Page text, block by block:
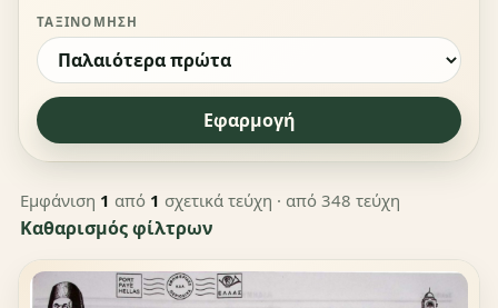
ΤΑΞΙΝΌΜΗΣΗ
Εφαρμογή
Εμφάνιση 1 από 1 σχετικά τεύχη · από 348 τεύχη
Καθαρισμός φίλτρων